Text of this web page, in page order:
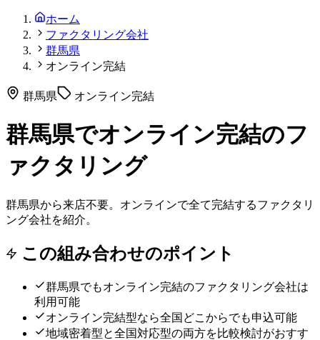
ホーム
ファクタリング会社
群馬県
オンライン完結
群馬県 オンライン完結
群馬県でオンライン完結のフ
ァクタリング
群馬県から来店不要。オンラインで全て完結するファクタリ
ング会社を紹介。
この組み合わせのポイント
群馬県でもオンライン完結のファクタリング会社は
利用可能
オンライン完結型なら全国どこからでも申込可能
地域密着型と全国対応型の両方を比較検討がおすす